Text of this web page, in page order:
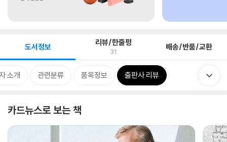
도서정보 리뷰/한줄평
31 배송/반품/교환
소개 관련분류 품목정보 출판사 리뷰
카드뉴스로 보는 책